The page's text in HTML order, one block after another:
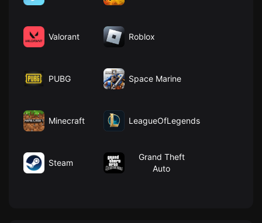
Valorant Roblox
PUBG Space Marine
Minecraft LeagueOfLegends
Steam
Grand Theft
Auto